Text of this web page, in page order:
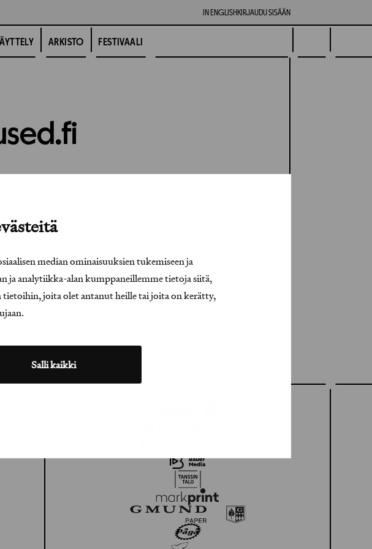
median ominaisuuksien tukemiseen ja
ja analytiikka-alan kumppaneillemme tietoja siitä,
joita olet antanut heille tai joita on kerätty,
Salli kaikki
IN ENGLISH KIRJAUDU SISÄÄN
ARKISTO FESTIVAALI